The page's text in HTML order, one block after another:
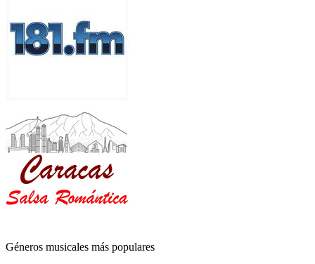
Géneros musicales más populares